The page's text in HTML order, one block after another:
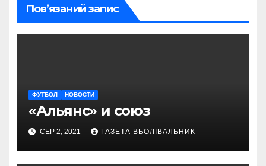
Пов’язаний запис
ФУТБОЛ НОВОСТИ
«Альянс» и союз
СЕР 2, 2021 ГАЗЕТА ВБОЛІВАЛЬНИК